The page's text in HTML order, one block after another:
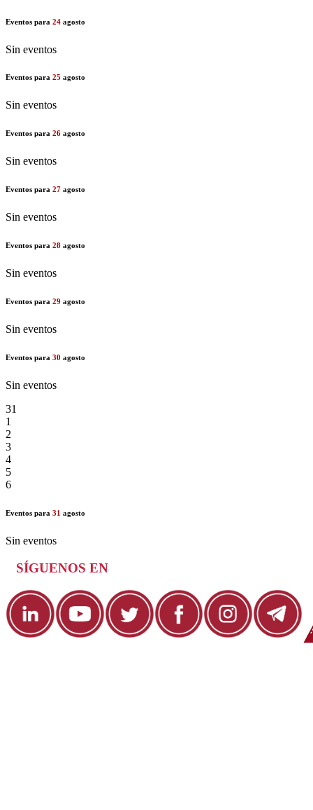
Eventos para 24 agosto
Sin eventos
Eventos para 25 agosto
Sin eventos
Eventos para 26 agosto
Sin eventos
Eventos para 27 agosto
Sin eventos
Eventos para 28 agosto
Sin eventos
Eventos para 29 agosto
Sin eventos
Eventos para 30 agosto
Sin eventos
31
1
2
3
4
5
6
Eventos para 31 agosto
Sin eventos
SÍGUENOS EN